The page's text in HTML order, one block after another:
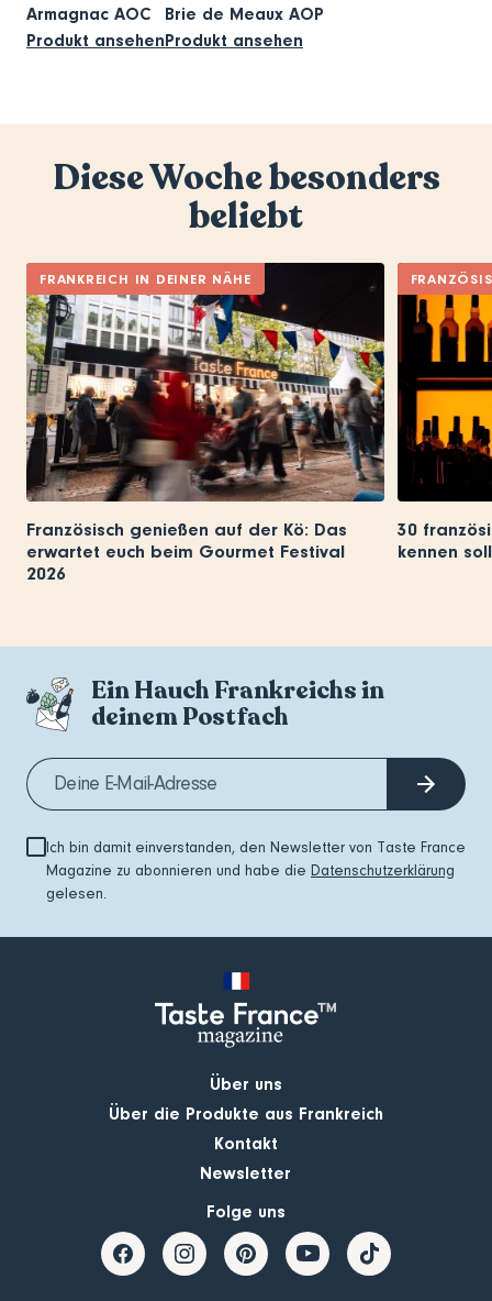
Armagnac AOC
Produkt ansehen
Brie de Meaux AOP
Produkt ansehen
Diese Woche besonders
beliebt
FRANKREICH IN DEINER NÄHE
Französisch genießen auf der Kö: Das
erwartet euch beim Gourmet Festival
2026
30
kennen
Ein Hauch Frankreichs in
deinem Postfach
Ich bin damit einverstanden, den Newsletter von Taste France
Magazine zu abonnieren und habe die Datenschutzerklärung
gelesen.
Über uns
Über die Produkte aus Frankreich
Kontakt
Newsletter
Folge uns